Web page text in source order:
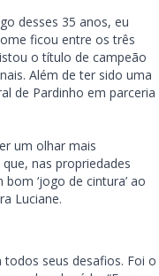
desses 35 anos, eu
ficou entre os três
o título de campeão
Além de ter sido uma
de Pardinho em parceria
um olhar mais
nas propriedades
‘jogo de cintura’ ao
Luciane.
seus desafios. Foi o